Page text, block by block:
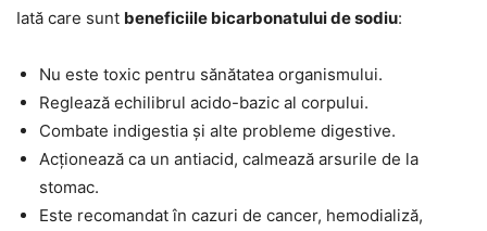
Iată care sunt beneficiile bicarbonatului de sodiu:
Nu este toxic pentru sănătatea organismului.
Reglează echilibrul acido-bazic al corpului.
Combate indigestia și alte probleme digestive.
Acționează ca un antiacid, calmează arsurile de la
stomac.
Este recomandat în cazuri de cancer, hemodializă,